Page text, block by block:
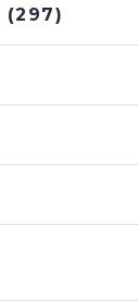
(297)